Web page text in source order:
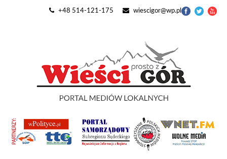
+48 514-121-175 wiescigor@wp.pl